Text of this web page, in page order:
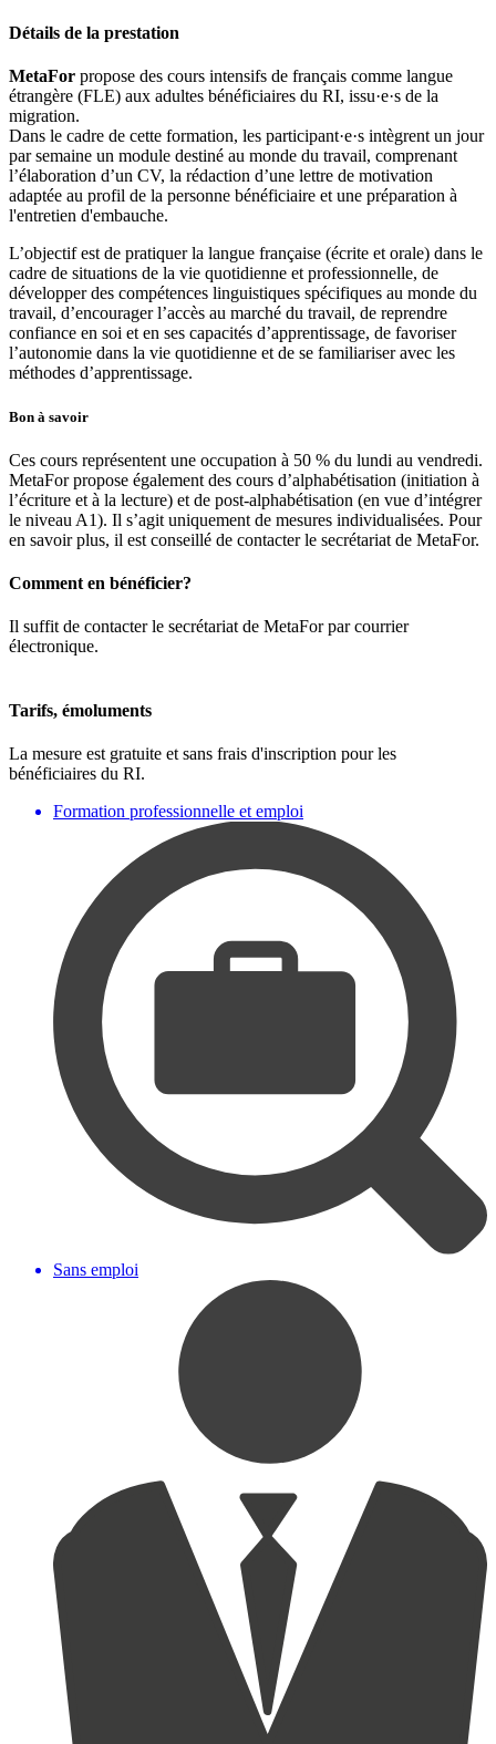
Détails de la prestation
MetaFor propose des cours intensifs de français comme langue
étrangère (FLE) aux adultes bénéficiaires du RI, issu·e·s de la
migration.
Dans le cadre de cette formation, les participant·e·s intègrent un jour
par semaine un module destiné au monde du travail, comprenant
l’élaboration d’un CV, la rédaction d’une lettre de motivation
adaptée au profil de la personne bénéficiaire et une préparation à
l'entretien d'embauche.
L’objectif est de pratiquer la langue française (écrite et orale) dans le
cadre de situations de la vie quotidienne et professionnelle, de
développer des compétences linguistiques spécifiques au monde du
travail, d’encourager l’accès au marché du travail, de reprendre
confiance en soi et en ses capacités d’apprentissage, de favoriser
l’autonomie dans la vie quotidienne et de se familiariser avec les
méthodes d’apprentissage.
Bon à savoir
Ces cours représentent une occupation à 50 % du lundi au vendredi.
MetaFor propose également des cours d’alphabétisation (initiation à
l’écriture et à la lecture) et de post-alphabétisation (en vue d’intégrer
le niveau A1). Il s’agit uniquement de mesures individualisées. Pour
en savoir plus, il est conseillé de contacter le secrétariat de MetaFor.
Comment en bénéficier?
Il suffit de contacter le secrétariat de MetaFor par courrier
électronique.
Tarifs, émoluments
La mesure est gratuite et sans frais d'inscription pour les
bénéficiaires du RI.
Formation professionnelle et emploi
Sans emploi